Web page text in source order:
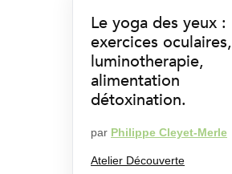
Le yoga des yeux :
exercices oculaires,
luminotherapie,
alimentation
détoxination.
par Philippe Cleyet-Merle
Atelier Découverte